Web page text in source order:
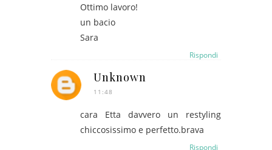
Ottimo lavoro!
un bacio
Sara
Rispondi
Unknown
11:48
cara Etta davvero un restyling
chiccosissimo e perfetto.brava
Rispondi